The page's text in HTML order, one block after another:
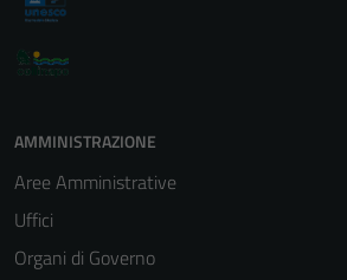
AMMINISTRAZIONE
Aree Amministrative
Uffici
Organi di Governo